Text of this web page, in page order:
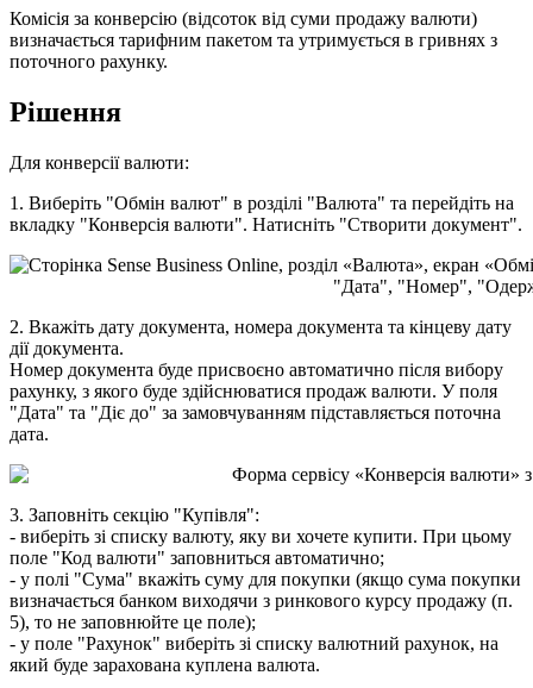
Комісія за конверсію (відсоток від суми продажу валюти)
визначається тарифним пакетом та утримується в гривнях з
поточного рахунку.
Рішення
Для конверсії валюти:
1 . Виберіть "Обмін валют" в розділі "Валюта" та перейдіть на
вкладку "Конверсія валюти". Натисніть "Створити документ".
2. Вкажіть дату документа, номера документа та кінцеву дату
дії документа.
Номер документа буде присвоєно автоматично після вибору
рахунку, з якого буде здійснюватися продаж валюти. У поля
"Дата" та "Діє до" за замовчуванням підставляється поточна
дата.
3. Заповніть секцію "Купівля":
- виберіть зі списку валюту, яку ви хочете купити. При цьому
поле "Код валюти" заповниться автоматично;
- у полі "Сума" вкажіть суму для покупки (якщо сума покупки
визначається банком виходячи з ринкового курсу продажу (п.
5), то не заповнюйте це поле);
- у поле "Рахунок" виберіть зі списку валютний рахунок, на
який буде зарахована куплена валюта.